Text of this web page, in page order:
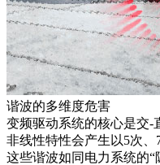
谐波的多维度危害
变频驱动系统的核心是交-
非线性特性会产生以5次、
这些谐波如同电力系统的